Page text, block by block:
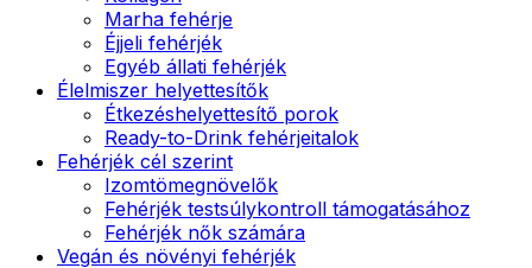
Marha fehérje
Éjjeli fehérjék
Egyéb állati fehérjék
Élelmiszer helyettesítők
Étkezéshelyettesítő porok
Ready-to-Drink fehérjeitalok
Fehérjék cél szerint
Izomtömegnövelők
Fehérjék testsúlykontroll támogatásához
Fehérjék nők számára
Vegán és növényi fehérjék